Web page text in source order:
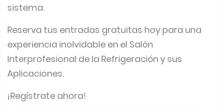
sistema.
Reserva tus entradas gratuitas hoy para una
experiencia inolvidable en el Salón
Interprofesional de la Refrigeración y sus
Aplicaciones.
¡Regístrate ahora!